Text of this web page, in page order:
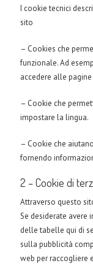
I cookie tecnici
sito
– Cookies che
funzionale. Ad
accedere alle pagine
– Cookie che
impostare la lingua.
– Cookie che
fornendo
2 – Cookie di
Attraverso questo
Se desiderate avere
delle tabelle qui di
sulla pubblicità
web per raccogliere